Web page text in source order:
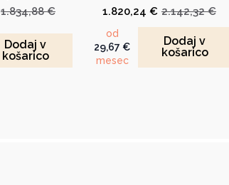
1.834,88€
Izvirna
je
bila:
€.
Trenutna
je:
1.559,16 €.
Dodaj v
košarico
2.142,32€
Izvirna
cena
je
bila:
2.142,32 €.
1.820,24€ Trenutna
cena
je:
1.820,24 €.
od
29,67 €
mesec
Dodaj v
košarico